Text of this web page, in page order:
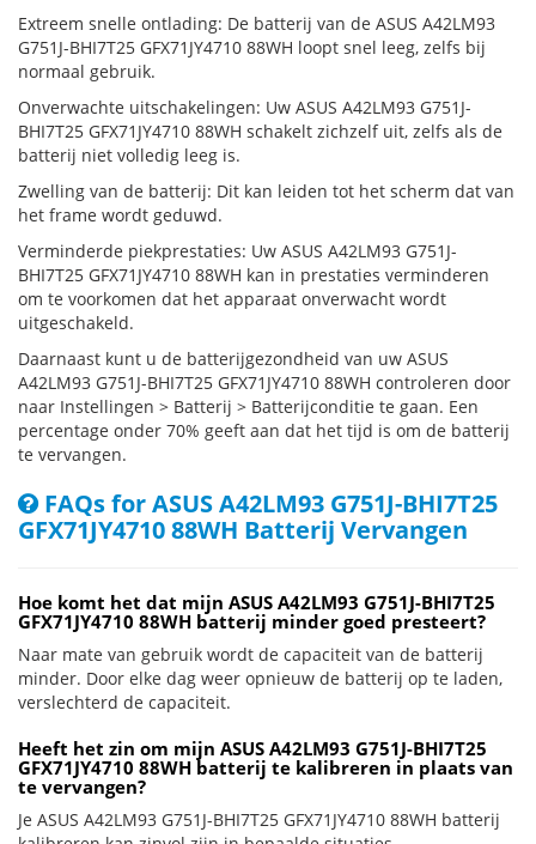
Extreem snelle ontlading: De batterij van de ASUS A42LM93
G751J-BHI7T25 GFX71JY4710 88WH loopt snel leeg, zelfs bij
normaal gebruik.
Onverwachte uitschakelingen: Uw ASUS A42LM93 G751J-
BHI7T25 GFX71JY4710 88WH schakelt zichzelf uit, zelfs als de
batterij niet volledig leeg is.
Zwelling van de batterij: Dit kan leiden tot het scherm dat van
het frame wordt geduwd.
Verminderde piekprestaties: Uw ASUS A42LM93 G751J-
BHI7T25 GFX71JY4710 88WH kan in prestaties verminderen
om te voorkomen dat het apparaat onverwacht wordt
uitgeschakeld.
Daarnaast kunt u de batterijgezondheid van uw ASUS
A42LM93 G751J-BHI7T25 GFX71JY4710 88WH controleren door
naar Instellingen > Batterij > Batterijconditie te gaan. Een
percentage onder 70% geeft aan dat het tijd is om de batterij
te vervangen.
FAQs for ASUS A42LM93 G751J-BHI7T25
GFX71JY4710 88WH Batterij Vervangen
Hoe komt het dat mijn ASUS A42LM93 G751J-BHI7T25
GFX71JY4710 88WH batterij minder goed presteert?
Naar mate van gebruik wordt de capaciteit van de batterij
minder. Door elke dag weer opnieuw de batterij op te laden,
verslechterd de capaciteit.
Heeft het zin om mijn ASUS A42LM93 G751J-BHI7T25
GFX71JY4710 88WH batterij te kalibreren in plaats van
te vervangen?
Je ASUS A42LM93 G751J-BHI7T25 GFX71JY4710 88WH batterij